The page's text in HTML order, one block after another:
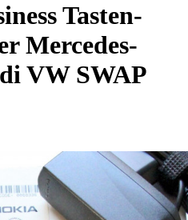
Tasten-
Mercedes-
VW SWAP